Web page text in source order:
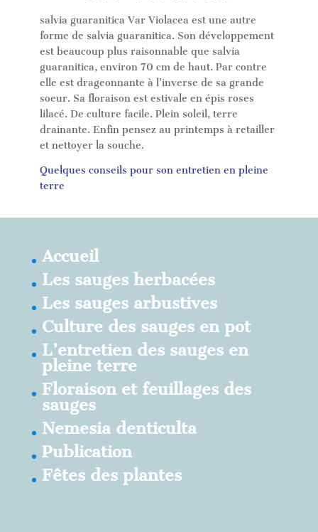
salvia guaranitica Var Violacea est une autre
forme de salvia guaranitica. Son développement
est beaucoup plus raisonnable que salvia
guaranitica, environ 70 cm de haut. Par contre
elle est drageonnante à l’inverse de sa grande
soeur. Sa floraison est estivale en épis roses
lilacé. De culture facile. Plein soleil, terre
drainante. Enfin pensez au printemps à retailler
et nettoyer la souche.
Quelques conseils pour son entretien en pleine
terre
Accueil
Les sauges herbacées
Les sauges arbustives
Culture des sauges en pot
L’entretien des sauges en
pleine terre
Floraison et feuillages des
sauges
Nemesia denticulta
Publication
Fêtes des plantes